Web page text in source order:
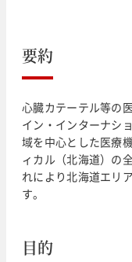
要約
心臓カテーテル等の
イン・インターナシ
域を中心とした医療
ィカル（北海道）の
れにより北海道エリ
す。
目的